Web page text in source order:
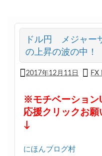
ドル円 メジャー
の上昇の波の中！
2017年12月11日 FX
※モチベーション
応援クリックお願
↓
にほんブログ村